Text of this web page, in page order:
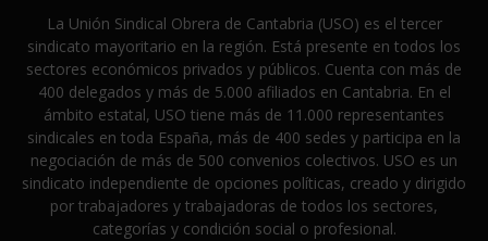
La Unión Sindical Obrera de Cantabria (USO) es el tercer
sindicato mayoritario en la región. Está presente en todos los
sectores económicos privados y públicos. Cuenta con más de
400 delegados y más de 5.000 afiliados en Cantabria. En el
ámbito estatal, USO tiene más de 11.000 representantes
sindicales en toda España, más de 400 sedes y participa en la
negociación de más de 500 convenios colectivos. USO es un
sindicato independiente de opciones políticas, creado y dirigido
por trabajadores y trabajadoras de todos los sectores,
categorías y condición social o profesional.